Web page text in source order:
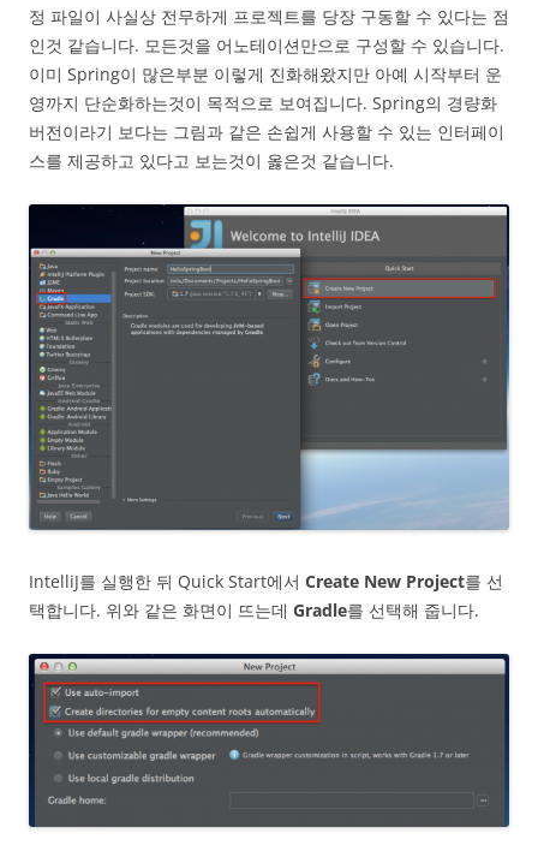
정 파일이 사실상 전무하게 프로젝트를 당장 구동할 수 있다는 점
인것 같습니다. 모든것을 어노테이션만으로 구성할 수 있습니다.
이미 Spring이 많은부분 이렇게 진화해왔지만 아예 시작부터 운
영까지 단순화하는것이 목적으로 보여집니다. Spring의 경량화
버전이라기 보다는 그림과 같은 손쉽게 사용할 수 있는 인터페이
스를 제공하고 있다고 보는것이 옳은것 같습니다.
IntelliJ를 실행한 뒤 Quick Start에서 Create New Project를 선
택합니다. 위와 같은 화면이 뜨는데 Gradle를 선택해 줍니다.